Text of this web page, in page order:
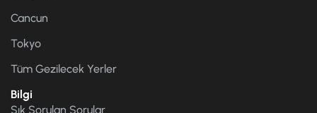
Cancun
Tokyo
Tüm Gezilecek Yerler
Bilgi
Sık Sorulan Sorular